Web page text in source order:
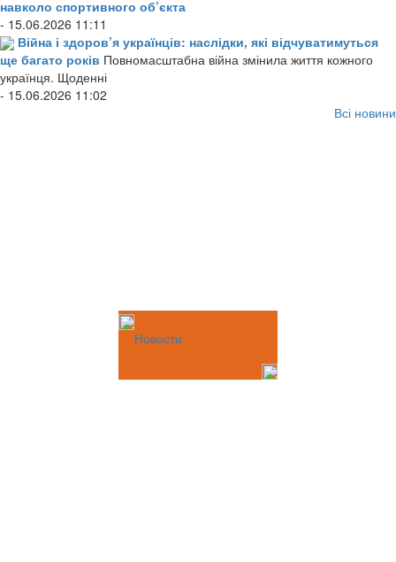
навколо спортивного об’єкта
- 15.06.2026 11:11
Війна і здоров’я українців: наслідки, які відчуватимуться
ще багато років Повномасштабна війна змінила життя кожного
українця. Щоденні
- 15.06.2026 11:02
Всі новини
Новости